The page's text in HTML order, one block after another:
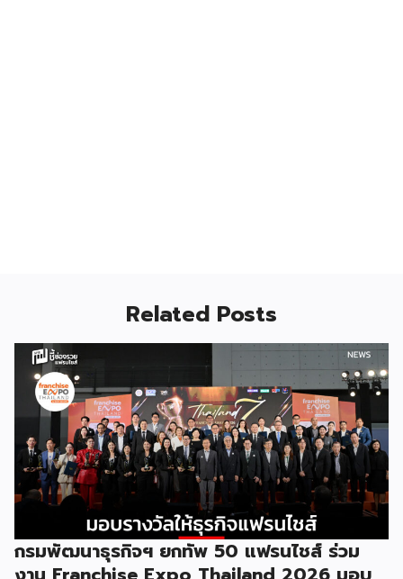
Related Posts
กรมพัฒนาธุรกิจฯ ยกทัพ 50 แฟรนไชส์ ร่วม